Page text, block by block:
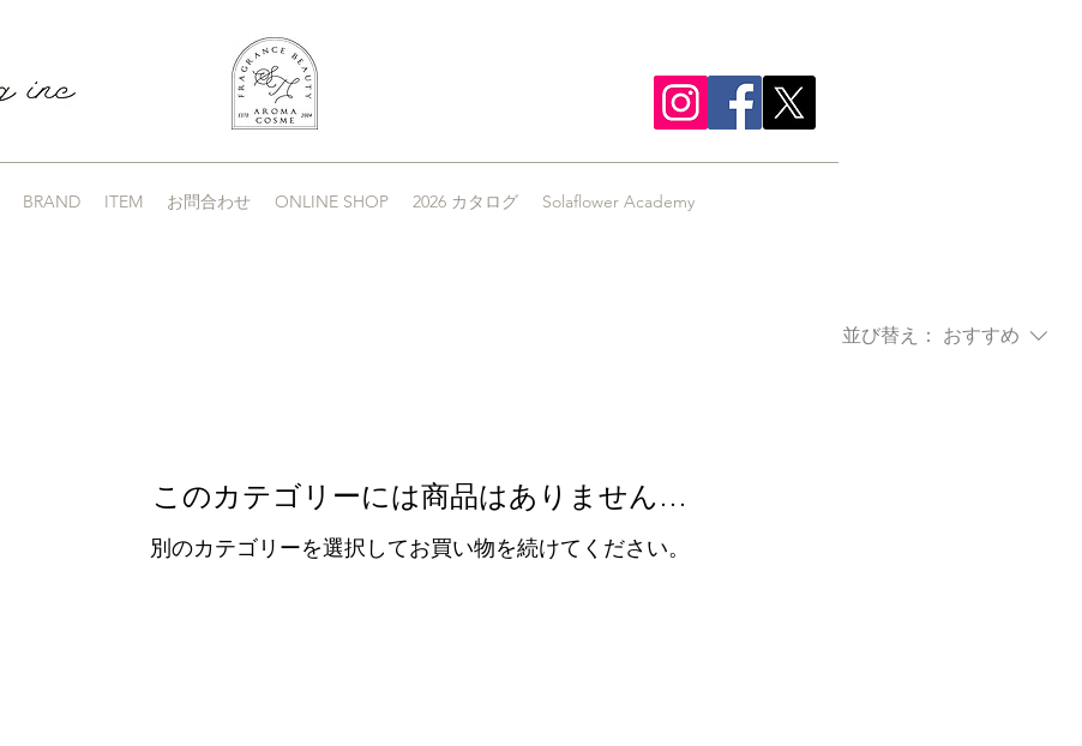
BRAND ITEM お問合わせ ONLINE SHOP 2026 カタログ Solaflower Academy
並び替え： おすすめ
このカテゴリーには商品はありません…
別のカテゴリーを選択してお買い物を続けてください。